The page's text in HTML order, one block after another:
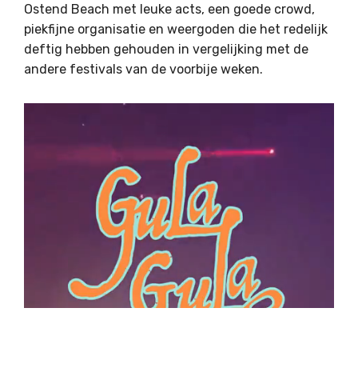
Ostend Beach met leuke acts, een goede crowd,
piekfijne organisatie en weergoden die het redelijk
deftig hebben gehouden in vergelijking met de
andere festivals van de voorbije weken.